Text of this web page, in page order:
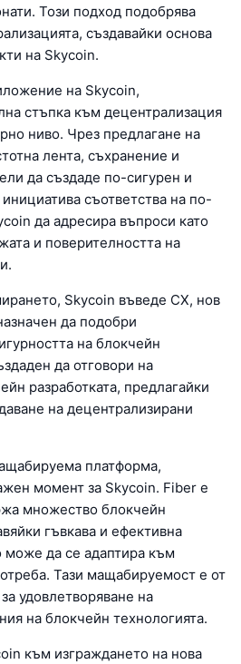
Този подход подобрява
създавайки основа
на Skycoin.
на Skycoin,
стъпка към децентрализация
ниво. Чрез предлагане на
лента, съхранение и
да създаде по-сигурен и
съответства на по-
да адресира въпроси като
и поверителността на
Skycoin въведе CX, нов
да подобри
на блокчейн
да отговори на
разработката, предлагайки
на децентрализирани
платформа,
момент за Skycoin. Fiber е
множество блокчейн
гъвкава и ефективна
може да се адаптира към
Тази мащабируемост е от
удовлетворяване на
на блокчейн технологията.
към изграждането на нова